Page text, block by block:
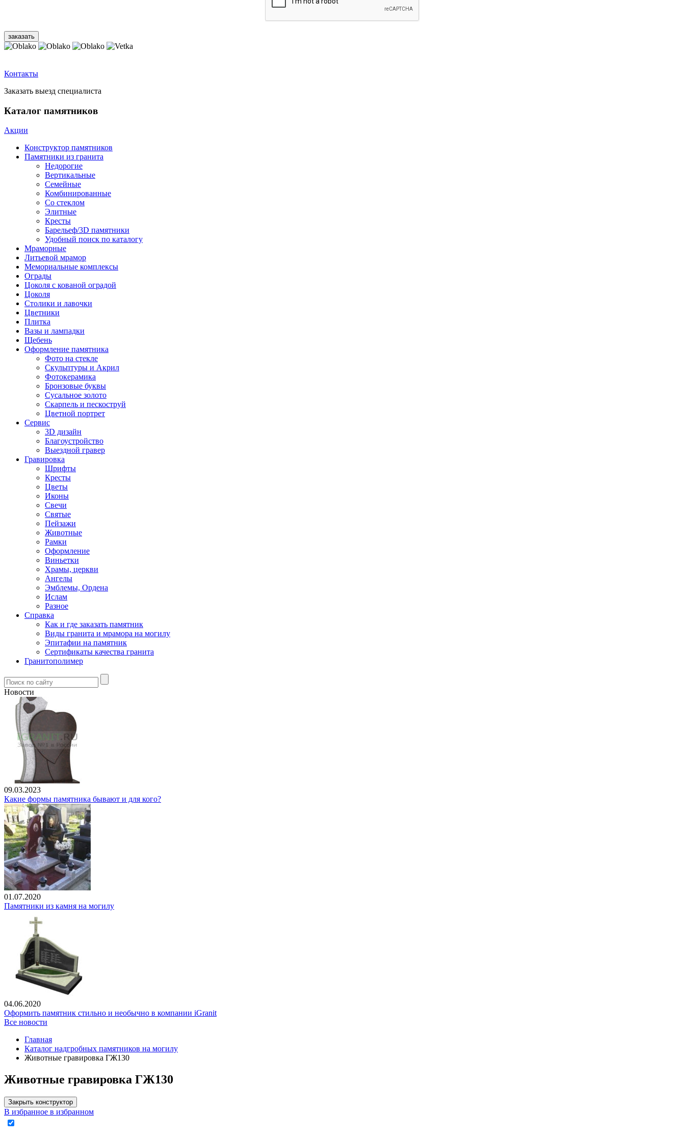
Контакты
Заказать выезд специалиста
Каталог памятников
Акции
Конструктор памятников
Памятники из гранита
Недорогие
Вертикальные
Семейные
Комбинированные
Со стеклом
Элитные
Кресты
Барельеф/3D памятники
Удобный поиск по каталогу
Мраморные
Литьевой мрамор
Мемориальные комплексы
Ограды
Цоколя с кованой оградой
Цоколя
Столики и лавочки
Цветники
Плитка
Вазы и лампадки
Щебень
Оформление памятника
Фото на стекле
Скульптуры и Акрил
Фотокерамика
Бронзовые буквы
Сусальное золото
Скарпель и пескоструй
Цветной портрет
Сервис
3D дизайн
Благоустройство
Выездной гравер
Гравировка
Шрифты
Кресты
Цветы
Иконы
Свечи
Святые
Пейзажи
Животные
Рамки
Оформление
Виньетки
Храмы, церкви
Ангелы
Эмблемы, Ордена
Ислам
Разное
Справка
Как и где заказать памятник
Виды гранита и мрамора на могилу
Эпитафии на памятник
Сертификаты качества гранита
Гранитополимер
Новости
09.03.2023
Какие формы памятника бывают и для кого?
01.07.2020
Памятники из камня на могилу
04.06.2020
Оформить памятник стильно и необычно в компании iGranit
Все новости
Главная
Каталог надгробных памятников на могилу
Животные гравировка ГЖ130
Животные гравировка ГЖ130
Закрыть конструктор
В избранное в избранном